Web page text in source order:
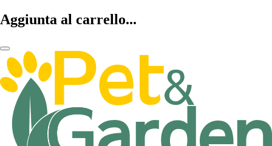
Aggiunta al carrello...